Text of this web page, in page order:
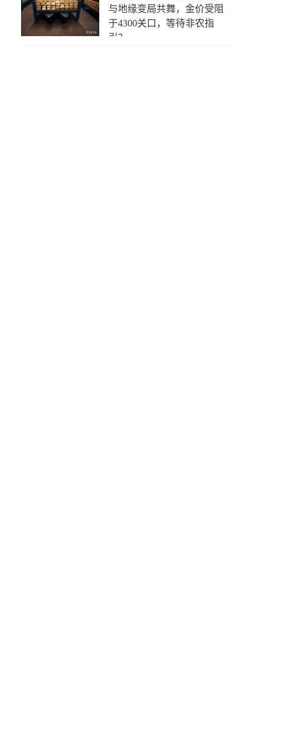
与地缘变局共舞，金价受阻
于4300关口，等待非农指
引？